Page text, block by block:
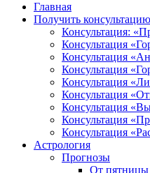
Шабалин Михаил
Председатель
консультации на
том, как с этим
диалога. У Вас будет
и место своего
деятель.
Главная
Получить консультацию
Консультация:
Консультация
Консультация
Консультация
Консультация
Консультация
Консультация
Консультация
Консультация
Астрология
Прогнозы
От